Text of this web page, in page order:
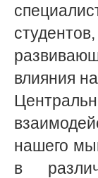
влияния
нашего
в